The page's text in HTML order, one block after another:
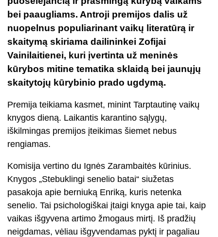
bei paaugliams. Antroji premijos dalis už
nuopelnus populiarinant vaikų literatūrą ir
skaitymą skiriama dailininkei Zofijai
Vainilaitienei, kuri įvertinta už meninės
kūrybos mitine tematika sklaidą bei jaunųjų
skaitytojų kūrybinio prado ugdymą.
Premija teikiama kasmet, minint Tarptautinę vaikų
knygos dieną. Laikantis karantino sąlygų,
iškilmingas premijos įteikimas šiemet nebus
rengiamas.
Komisija vertino du Ignės Zarambaitės kūrinius.
Knygos „Stebuklingi senelio batai“ siužetas
pasakoja apie berniuką Enriką, kuris netenka
senelio. Tai psichologiškai įtaigi knyga apie tai, kaip
vaikas išgyvena artimo žmogaus mirtį. Iš pradžių
neigdamas, vėliau išgyvendamas pyktį ir pagaliau